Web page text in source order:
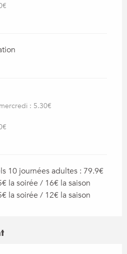
: 5.30€
10 journées adultes : 79.9€
la soirée / 16€ la saison
la soirée / 12€ la saison